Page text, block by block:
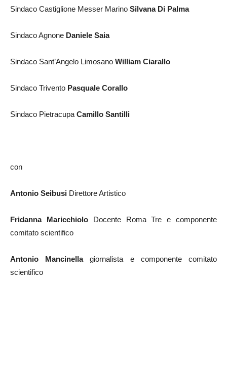
Sindaco Castiglione Messer Marino Silvana Di Palma
Sindaco Agnone Daniele Saia
Sindaco Sant’Angelo Limosano William Ciarallo
Sindaco Trivento Pasquale Corallo
Sindaco Pietracupa Camillo Santilli
con
Antonio Seibusi Direttore Artistico
Fridanna MaricchioloDocente Roma Tre e componente
comitato scientifico
Antonio Mancinellagiornalista e componente comitato
scientifico